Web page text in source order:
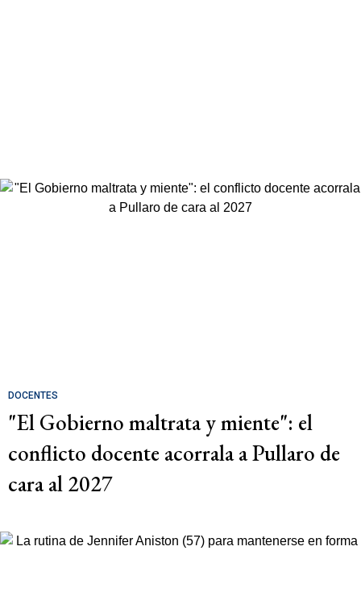
DOCENTES
"El Gobierno maltrata y miente": el
conflicto docente acorrala a Pullaro de
cara al 2027